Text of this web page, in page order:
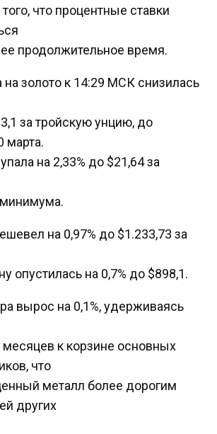
что процентные ставки
продолжительное время.
на золото к 14:29 МСК снизилась
за тройскую унцию, до
марта.
на 2,33% до $21,64​ за
на 0,97% до $1.233,73​​ за
опустилась на 0,7% до $898,1.
вырос на 0,1%, удерживаясь
к корзине основных
что
металл более дорогим
других